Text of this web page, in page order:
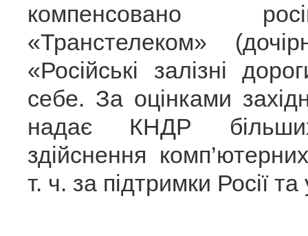
компенсовано
«Транстелеком»
«Російські залізні
себе. За оцінками
надає КНДР
здійснення
т. ч. за підтримки Росії